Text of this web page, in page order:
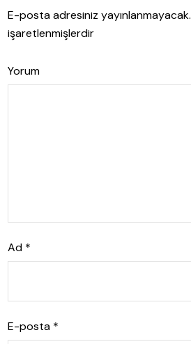
E-posta adresiniz yayınlanmayacak.
işaretlenmişlerdir
Yorum
Ad *
E-posta *